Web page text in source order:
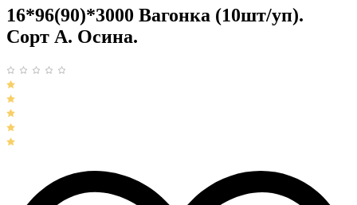
16*96(90)*3000 Вагонка (10шт/уп).
Сорт А. Осина.